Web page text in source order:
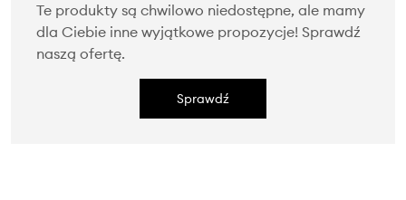
Te produkty są chwilowo niedostępne, ale mamy
dla Ciebie inne wyjątkowe propozycje! Sprawdź
naszą ofertę.
Sprawdź